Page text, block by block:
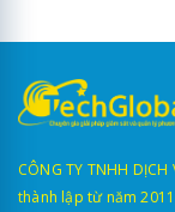
CÔNG TY TNHH
thành lập từ năm